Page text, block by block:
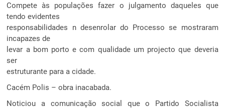
Compete às populações fazer o julgamento daqueles que
tendo evidentes
responsabilidades n desenrolar do Processo se mostraram
incapazes de
levar a bom porto e com qualidade um projecto que deveria
ser
estruturante para a cidade.
Cacém Polis – obra inacabada.
Noticiou a comunicação social que o Partido Socialista